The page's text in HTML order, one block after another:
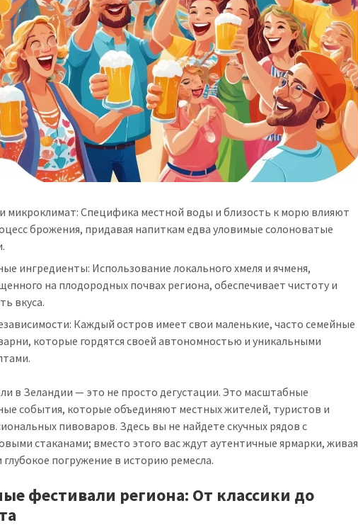
микроклимат: Специфика местной воды и близость к морю влияют
брожения, придавая напиткам едва уловимые солоноватые
ингредиенты: Использование локального хмеля и ячменя,
на плодородных почвах региона, обеспечивает чистоту и
вкуса.
Каждый остров имеет свои маленькие, часто семейные
которые гордятся своей автономностью и уникальными
в Зеландии — это не просто дегустации. Это масштабные
события, которые объединяют местных жителей, туристов и
пивоваров. Здесь вы не найдете скучных рядов с
стаканами; вместо этого вас ждут аутентичные ярмарки, живая
глубокое погружение в историю ремесла.
фестивали региона: От классики до